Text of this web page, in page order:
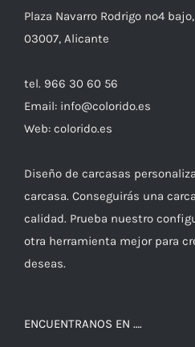
Plaza Navarro Rodrigo nº4 bajo,
03007, Alicante
tel. 966 30 60 56
Email: info@colorido.es
Web: colorido.es
Diseño de carcasas
carcasa. Conseguirás una
calidad. Prueba nuestro
otra herramienta mejor para
deseas.
ENCUENTRANOS EN ….